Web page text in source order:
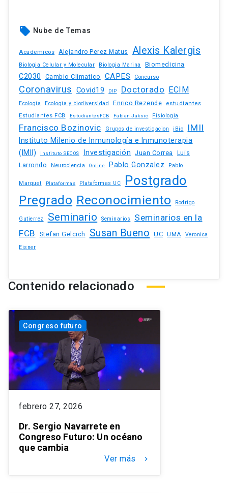
local_offer Nube de Temas
Academicos Alejandro Perez Matus Alexis Kalergis
Biologia Celular y Molecular Biologia Marina Biomedicina
C2030 Cambio Climatico CAPES Concurso
Coronavirus Covid19 DIP Doctorado ECIM
Ecologia Ecologia y biodiversidad Enrico Rezende estudiantes
Estudiantes FCB EstudiantesFCB Fabian Jaksic Fisiologia
Francisco Bozinovic Grupos de investigacion iBio IMII
Instituto Milenio de Inmunología e Inmunoterapia
(IMII)
Instituto SECOS Investigación Juan Correa Luis
Larrondo
Neurociencia Online Pablo Gonzalez Pablo
Marquet Plataformas Plataformas UC Postgrado
Pregrado Reconocimiento Rodrigo
Gutierrez Seminario Seminarios
Seminarios en la
FCB
Stefan Gelcich Susan Bueno UC UMA
Veronica
Eisner
Contenido relacionado
Congreso futuro
febrero 27, 2026
Dr. Sergio Navarrete en
Congreso Futuro: Un océano
que cambia
Ver más keyboard_arrow_right